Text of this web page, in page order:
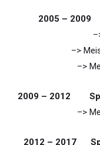
2005 – 2009
–>
–>
2009 – 2012
–>
2012 – 2017